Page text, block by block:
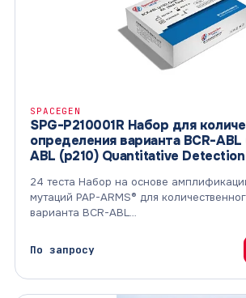
SPACEGEN
SPG-P210001R Набор для
определения варианта BCR-
ABL (p210) Quantitative
24 теста Набор на основе
мутаций PAP-ARMS® для
варианта BCR-ABL…
По запросу